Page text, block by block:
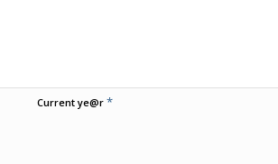
Current ye@r *